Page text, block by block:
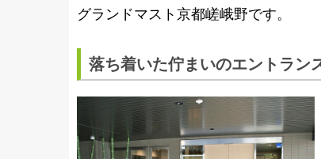
グランドマスト京都嵯峨野です。
落ち着いた佇まいのエントラン